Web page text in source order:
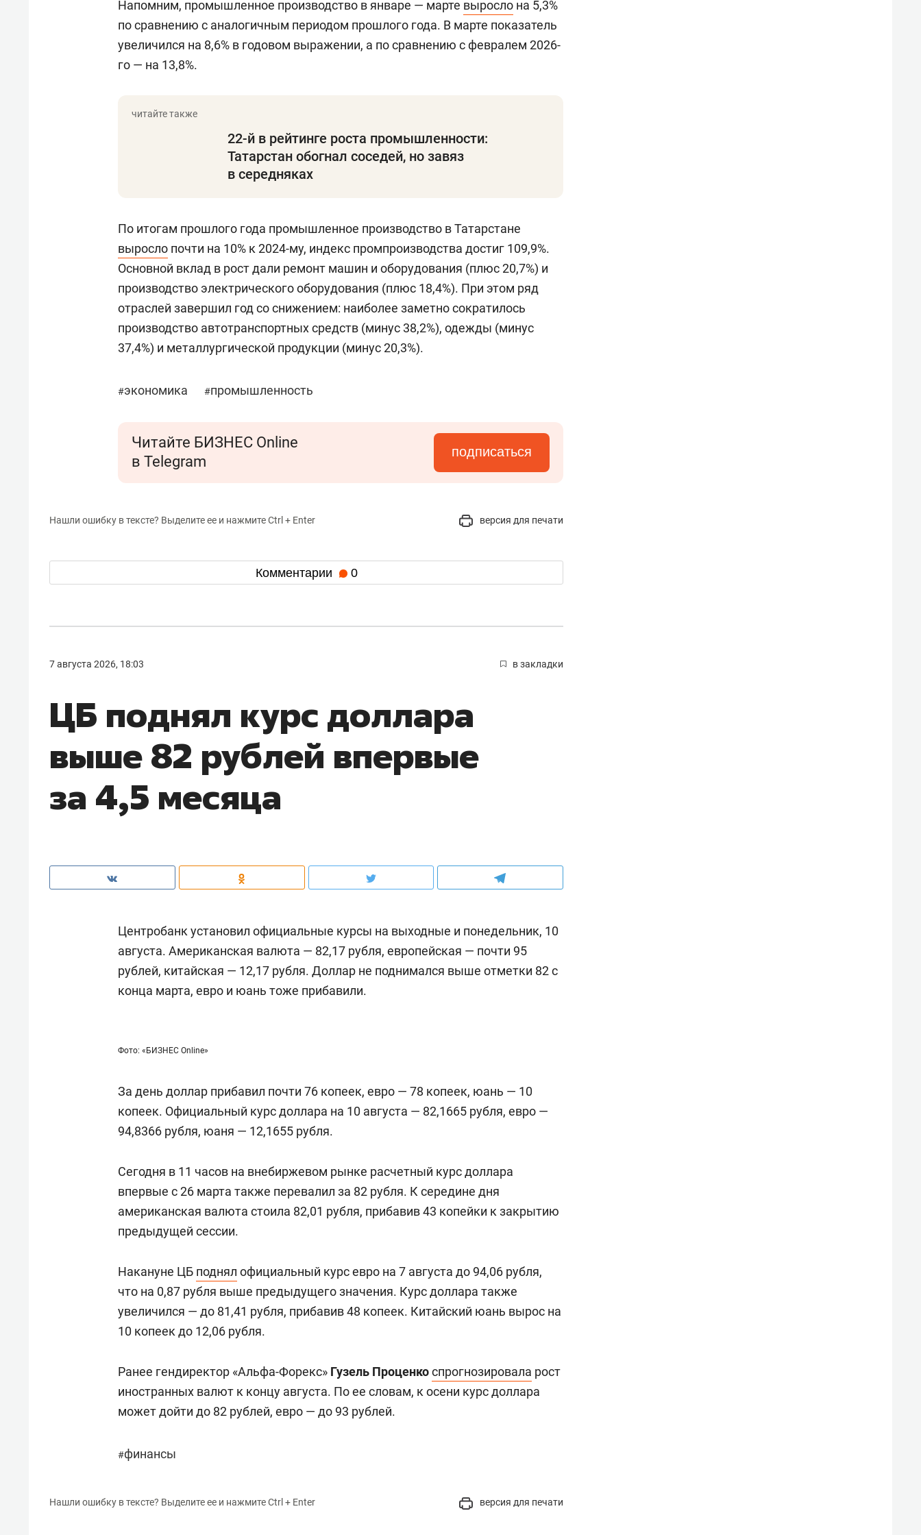
Напомним, промышленное производство в январе — марте выросло на 5,3%
по сравнению с аналогичным периодом прошлого года. В марте показатель
увеличился на 8,6% в годовом выражении, а по сравнению с февралем 2026-
го — на 13,8%.
22-й в рейтинге роста промышленности:
Татарстан обогнал соседей, но завяз
в середняках
По итогам прошлого года промышленное производство в Татарстане
выросло почти на 10% к 2024-му, индекс промпроизводства достиг 109,9%.
Основной вклад в рост дали ремонт машин и оборудования (плюс 20,7%) и
производство электрического оборудования (плюс 18,4%). При этом ряд
отраслей завершил год со снижением: наиболее заметно сократилось
производство автотранспортных средств (минус 38,2%), одежды (минус
37,4%) и металлургической продукции (минус 20,3%).
#экономика #промышленность
Читайте БИЗНЕС Online
в Telegram
подписаться
Нашли ошибку в тексте? Выделите ее и нажмите Ctrl + Enter версия для печати
Комментарии 0
7 августа 2026, 18:03 в закладки
ЦБ поднял курс доллара
выше 82 рублей впервые
за 4,5 месяца
Центробанк установил официальные курсы на выходные и понедельник, 10
августа. Американская валюта — 82,17 рубля, европейская — почти 95
рублей, китайская — 12,17 рубля. Доллар не поднимался выше отметки 82 с
конца марта, евро и юань тоже прибавили.
Фото: «БИЗНЕС Online»
За день доллар прибавил почти 76 копеек, евро — 78 копеек, юань — 10
копеек. Официальный курс доллара на 10 августа — 82,1665 рубля, евро —
94,8366 рубля, юаня — 12,1655 рубля.
Сегодня в 11 часов на внебиржевом рынке расчетный курс доллара
впервые с 26 марта также перевалил за 82 рубля. К середине дня
американская валюта стоила 82,01 рубля, прибавив 43 копейки к закрытию
предыдущей сессии.
Накануне ЦБ поднял официальный курс евро на 7 августа до 94,06 рубля,
что на 0,87 рубля выше предыдущего значения. Курс доллара также
увеличился — до 81,41 рубля, прибавив 48 копеек. Китайский юань вырос на
10 копеек до 12,06 рубля.
Ранее гендиректор «Альфа-Форекс» Гузель Проценкоспрогнозировала рост
иностранных валют к концу августа. По ее словам, к осени курс доллара
может дойти до 82 рублей, евро — до 93 рублей.
#финансы
Нашли ошибку в тексте? Выделите ее и нажмите Ctrl + Enter версия для печати